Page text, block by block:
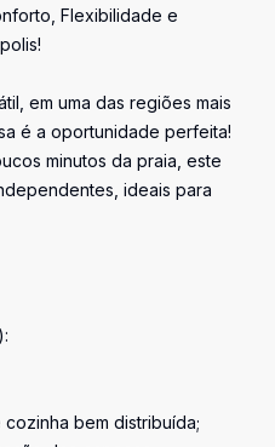
Flexibilidade e
em uma das regiões mais
é a oportunidade perfeita!
minutos da praia, este
ideais para
bem distribuída;